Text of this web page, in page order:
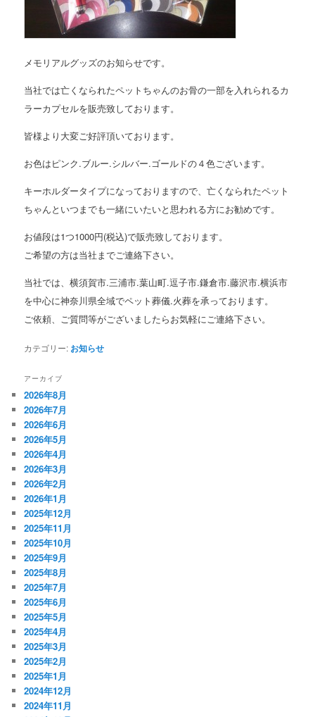
メモリアルグッズのお知らせです。
当社では亡くなられたペットちゃんのお骨の一部を入れられるカ
ラーカプセルを販売致しております。
皆様より大変ご好評頂いております。
お色はピンク.ブルー.シルバー.ゴールドの４色ございます。
キーホルダータイプになっておりますので、亡くなられたペット
ちゃんといつまでも一緒にいたいと思われる方にお勧めです。
お値段は1つ1000円(税込)で販売致しております。
ご希望の方は当社までご連絡下さい。
当社では、横須賀市.三浦市.葉山町.逗子市.鎌倉市.藤沢市.横浜市
を中心に神奈川県全域でペット葬儀.火葬を承っております。
ご依頼、ご質問等がございましたらお気軽にご連絡下さい。
カテゴリー: お知らせ
アーカイブ
2026年8月
2026年7月
2026年6月
2026年5月
2026年4月
2026年3月
2026年2月
2026年1月
2025年12月
2025年11月
2025年10月
2025年9月
2025年8月
2025年7月
2025年6月
2025年5月
2025年4月
2025年3月
2025年2月
2025年1月
2024年12月
2024年11月